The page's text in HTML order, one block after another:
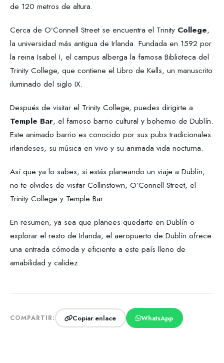
de 120 metros de altura.
Cerca de O’Connell Street se encuentra el Trinity College,
la universidad más antigua de Irlanda. Fundada en 1592 por
la reina Isabel I, el campus alberga la famosa Biblioteca del
Trinity College, que contiene el Libro de Kells, un manuscrito
iluminado del siglo IX.
Después de visitar el Trinity College, puedes dirigirte a
Temple Bar, el famoso barrio cultural y bohemio de Dublín.
Este animado barrio es conocido por sus pubs tradicionales
irlandeses, su música en vivo y su animada vida nocturna.
Así que ya lo sabes, si estás planeando un viaje a Dublín,
no te olvides de visitar Collinstown, O’Connell Street, el
Trinity College y Temple Bar
En resumen, ya sea que planees quedarte en Dublín o
explorar el resto de Irlanda, el aeropuerto de Dublín ofrece
una entrada cómoda y eficiente a este país lleno de
amabilidad y calidez.
COMPARTIR: Copiar enlace WhatsApp